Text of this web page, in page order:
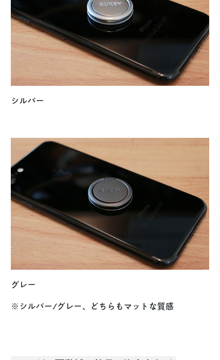
シルバー
グレー
※シルバー/グレー、どちらもマットな質感